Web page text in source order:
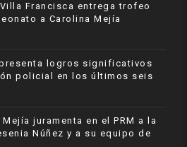
Francisca entrega trofeo
a Carolina Mejía
presenta logros significativos
policial en los últimos seis
juramenta en el PRM a la
Núñez y a su equipo de